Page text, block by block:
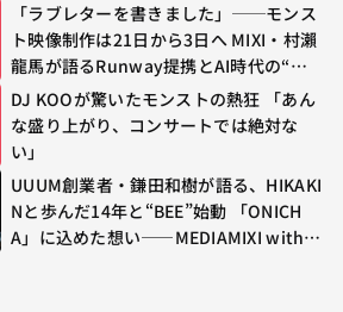
「ラブレターを書きました」──モンス
ト映像制作は21日から3日へ MIXI・村瀨
龍馬が語るRunway提携とAI時代の“つ
くる”
DJ KOOが驚いたモンストの熱狂 「あん
な盛り上がり、コンサートでは絶対な
い」
UUUM創業者・鎌田和樹が語る、HIKAKI
Nと歩んだ14年と“BEE”始動 「ONICH
A」に込めた想い——MEDIAMIXI with in